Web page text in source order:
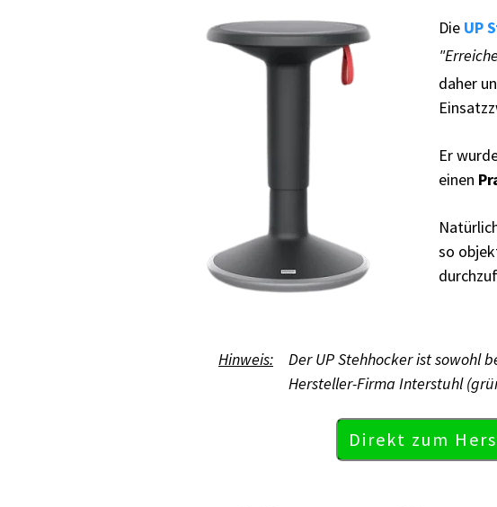
Die UP
daher
Er
einen
so
Hinweis:
Der UP Stehhocker ist sowohl
Hersteller-Firma Interstuhl
Direkt zum